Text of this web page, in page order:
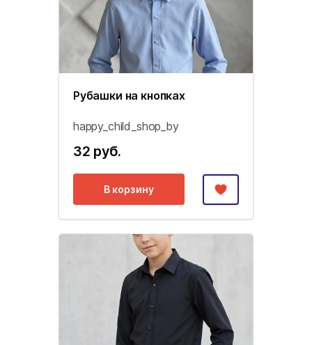
Рубашки на кнопках
happy_child_shop_by
32 руб.
В корзину